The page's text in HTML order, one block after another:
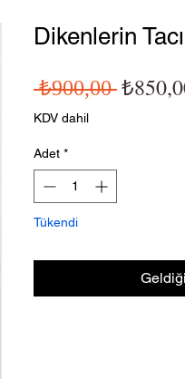
Dikenlerin Tacı
₺900,00 Normal
KDV dahil
Adet *
Tükendi